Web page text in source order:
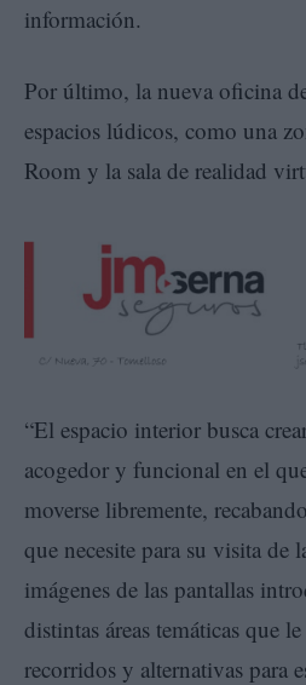
información.
Por último, la nueva oficina
espacios lúdicos, como una
Room y la sala de realidad
“El espacio interior busca
acogedor y funcional en el
moverse libremente,
que necesite para su visita de
imágenes de las pantallas
distintas áreas temáticas que
recorridos y alternativas para